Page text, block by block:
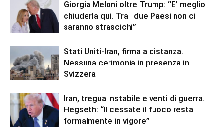
Giorgia Meloni oltre Trump: “E’ meglio
chiuderla qui. Tra i due Paesi non ci
saranno strascichi”
Stati Uniti-Iran, firma a distanza.
Nessuna cerimonia in presenza in
Svizzera
Iran, tregua instabile e venti di guerra.
Hegseth: “Il cessate il fuoco resta
formalmente in vigore”